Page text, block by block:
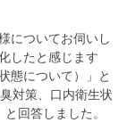
についてお伺いし
したと感じます
態について）」と
対策、口内衛生状
回答しました。